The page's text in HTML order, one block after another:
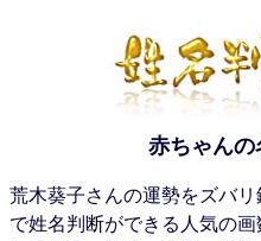
赤ちゃんの
荒木葵子さんの運勢をズバ
で姓名判断ができる人気の